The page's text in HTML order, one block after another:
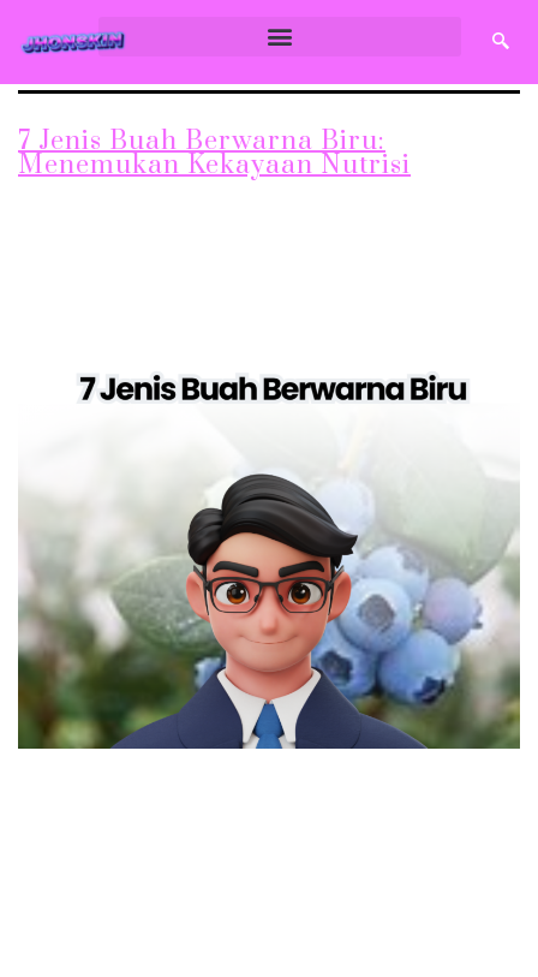
7 Jenis Buah Berwarna Biru:
Menemukan Kekayaan Nutrisi